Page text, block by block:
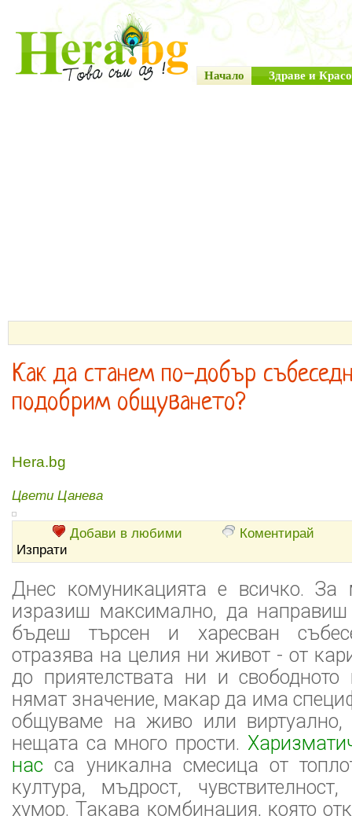
Начало Здраве и
Как да станем по-добър
подобрим общуването?
Hera.bg
Цвети Цанева
Добави в любими
Коментирай
Изпрати
Днес комуникацията е всичко.
изразиш максимално, да направиш
бъдеш търсен и харесван
отразява на целия ни живот - от
до приятелствата ни и свободното
нямат значение, макар да има
общуваме на живо или
нещата са много прости.
нас са уникална смесица от
култура, мъдрост,
хумор. Такава комбинация, която